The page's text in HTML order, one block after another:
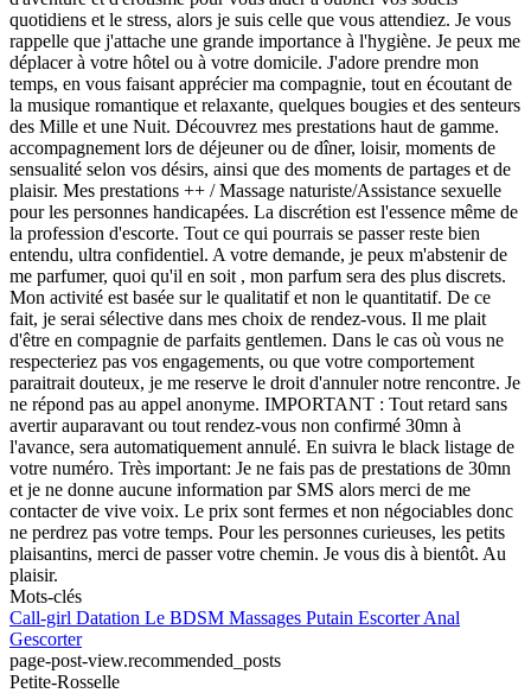
quotidiens et le stress, alors je suis celle que vous attendiez. Je vous
rappelle que j'attache une grande importance à l'hygiène. Je peux me
déplacer à votre hôtel ou à votre domicile. J'adore prendre mon
temps, en vous faisant apprécier ma compagnie, tout en écoutant de
la musique romantique et relaxante, quelques bougies et des senteurs
des Mille et une Nuit. Découvrez mes prestations haut de gamme.
accompagnement lors de déjeuner ou de dîner, loisir, moments de
sensualité selon vos désirs, ainsi que des moments de partages et de
plaisir. Mes prestations ++ / Massage naturiste/Assistance sexuelle
pour les personnes handicapées. La discrétion est l'essence même de
la profession d'escorte. Tout ce qui pourrais se passer reste bien
entendu, ultra confidentiel. A votre demande, je peux m'abstenir de
me parfumer, quoi qu'il en soit , mon parfum sera des plus discrets.
Mon activité est basée sur le qualitatif et non le quantitatif. De ce
fait, je serai sélective dans mes choix de rendez-vous. Il me plait
d'être en compagnie de parfaits gentlemen. Dans le cas où vous ne
respecteriez pas vos engagements, ou que votre comportement
paraitrait douteux, je me reserve le droit d'annuler notre rencontre. Je
ne répond pas au appel anonyme. IMPORTANT : Tout retard sans
avertir auparavant ou tout rendez-vous non confirmé 30mn à
l'avance, sera automatiquement annulé. En suivra le black listage de
votre numéro. Très important: Je ne fais pas de prestations de 30mn
et je ne donne aucune information par SMS alors merci de me
contacter de vive voix. Le prix sont fermes et non négociables donc
ne perdrez pas votre temps. Pour les personnes curieuses, les petits
plaisantins, merci de passer votre chemin. Je vous dis à bientôt. Au
plaisir.
Mots-clés
Call-girl Datation Le BDSM Massages Putain EscorterAnal
Gescorter
page-post-view.recommended_posts
Petite-Rosselle